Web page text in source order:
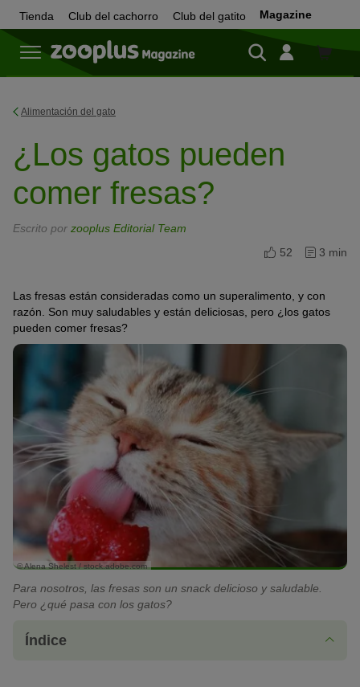
Tienda Club del cachorro Club del gatito Magazine
Tienda
Alimentación del gato
¿Los gatos pueden
comer fresas?
Escrito por zooplus Editorial Team
52
3 min
Las fresas están consideradas como un superalimento, y con
razón. Son muy saludables y están deliciosas, pero ¿los gatos
pueden comer fresas?
© Alena Shelest / stock.adobe.com
Para nosotros, las fresas son un snack delicioso y saludable.
Pero ¿qué pasa con los gatos?
Índice